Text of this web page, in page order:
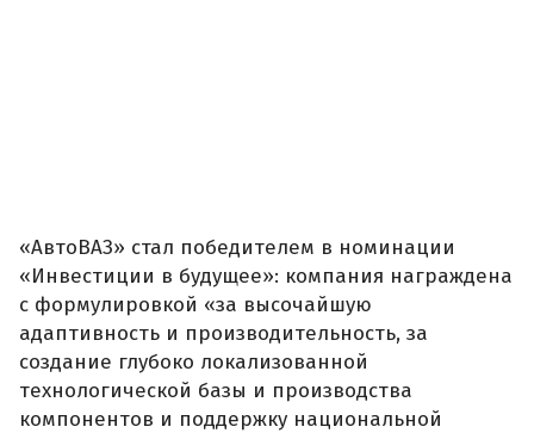
«АвтоВАЗ» стал победителем в номинации
«Инвестиции в будущее»: компания награждена
с формулировкой «за высочайшую
адаптивность и производительность, за
создание глубоко локализованной
технологической базы и производства
компонентов и поддержку национальной